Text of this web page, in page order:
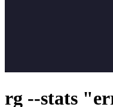
rg --stats